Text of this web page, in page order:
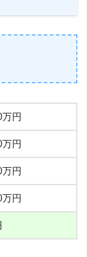
円
円
円
円